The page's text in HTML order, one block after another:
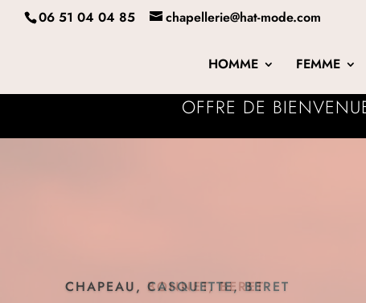
06 51 04 04 85 chapellerie@hat-mode.com
HOMME FEMME
OFFRE DE
CHAPEAU, BONNET, BERET